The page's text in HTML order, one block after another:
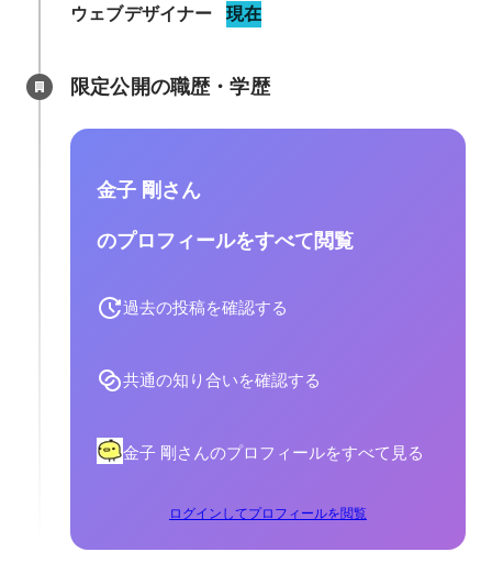
ウェブデザイナー 現在
限定公開の職歴・学歴
金子 剛さん
のプロフィールをすべて閲覧
過去の投稿を確認する
共通の知り合いを確認する
金子 剛さんのプロフィールをすべて見る
ログインしてプロフィールを閲覧